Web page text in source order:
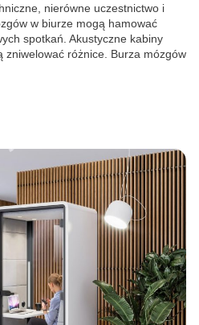
nierówne uczestnictwo i
w biurze mogą hamować
spotkań. Akustyczne kabiny
zniwelować różnice. Burza mózgów